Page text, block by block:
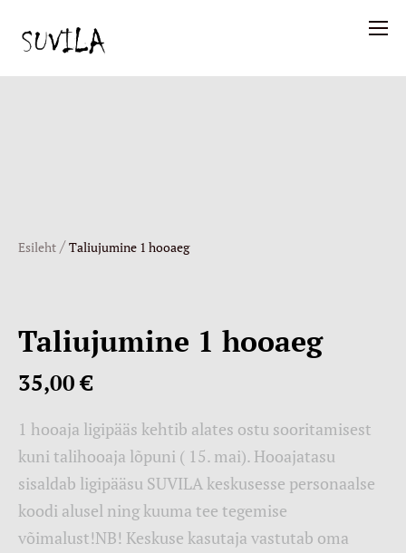
Esileht / Taliujumine 1 hooaeg
Taliujumine 1 hooaeg
35,00 €
1 hooaja ligipääs kehtib alates ostu sooritamisest
kuni talihooaja lõpuni ( 15. mai). Hooajatasu
sisaldab ligipääsu SUVILA keskusesse personaalse
koodi alusel ning kuuma tee tegemise
võimalust!NB! Keskuse kasutaja vastutab oma